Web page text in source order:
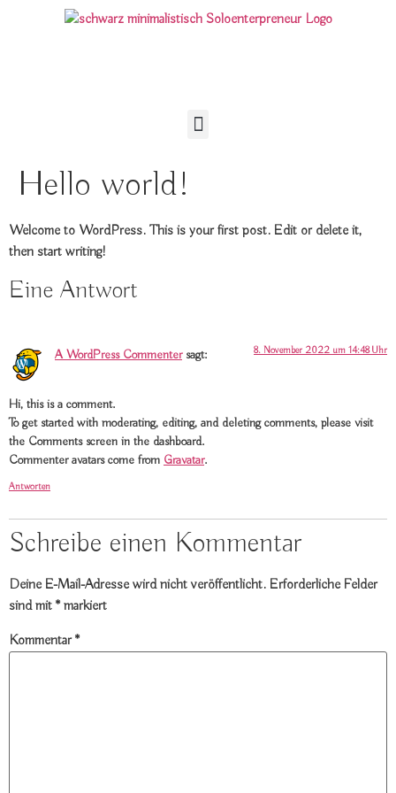
Hello world!
Welcome to WordPress. This is your first post. Edit or delete it,
then start writing!
Eine Antwort
A WordPress Commenter sagt: 8. November 2022 um 14:48 Uhr
Hi, this is a comment.
To get started with moderating, editing, and deleting comments, please visit
the Comments screen in the dashboard.
Commenter avatars come from Gravatar.
Antworten
Schreibe einen Kommentar
Deine E-Mail-Adresse wird nicht veröffentlicht. Erforderliche Felder
sind mit *markiert
Kommentar*